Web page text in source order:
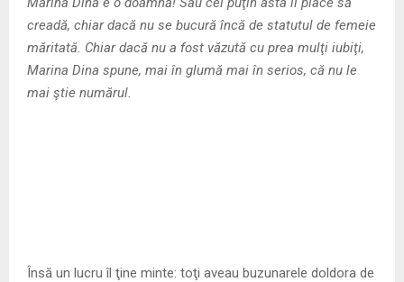
E
N
creadă, chiar dacă nu se bucură încă de statutul de femeie
măritată. Chiar dacă nu a fost văzută cu prea mulţi iubiţi,
Marina Dina spune, mai în glumă mai în serios, că nu le
mai ştie numărul.
Însă un lucru îl ţine minte: toţi aveau buzunarele doldora de